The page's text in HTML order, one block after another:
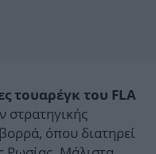
τουαρέγκ του FLA
στρατηγικής
όπου διατηρεί